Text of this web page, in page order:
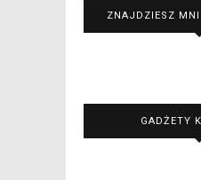
ZNAJDZIESZ
GADŻETY